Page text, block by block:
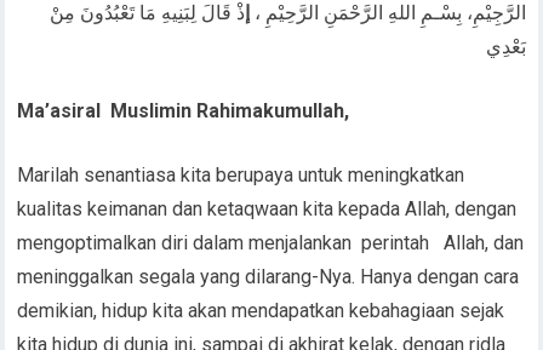
الرَّجِيْمِ، بِسْـمِ اللهِ الرَّحْمَنِ الرَّحِيْمِ ،إذْ قَالَ لِبَنِيهِ مَا تَعْبُدُونَ مِنْ
بَعْدِي
Ma’asiral Muslimin Rahimakumullah,
Marilah senantiasa kita berupaya untuk meningkatkan
kualitas keimanan dan ketaqwaan kita kepada Allah, dengan
mengoptimalkan diri dalam menjalankan perintah Allah, dan
meninggalkan segala yang dilarang-Nya. Hanya dengan cara
demikian, hidup kita akan mendapatkan kebahagiaan sejak
kita hidup di dunia ini, sampai di akhirat kelak, dengan ridla